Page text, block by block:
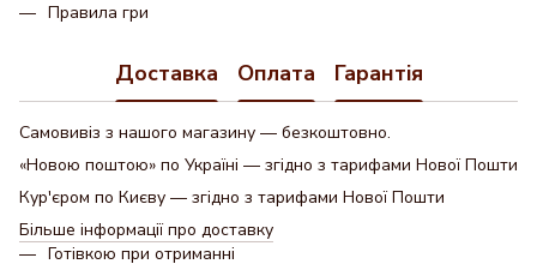
Правила гри
Доставка Оплата Гарантія
Самовивіз з нашого магазину — безкоштовно.
«Новою поштою» по Україні — згідно з тарифами Нової Пошти
Кур'єром по Києву — згідно з тарифами Нової Пошти
Більше інформації про доставку
Готівкою при отриманні